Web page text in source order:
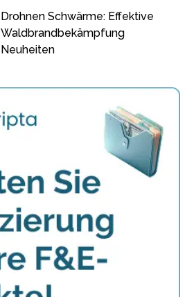
Drohnen Schwärme: Effektive
Waldbrandbekämpfung
Neuheiten